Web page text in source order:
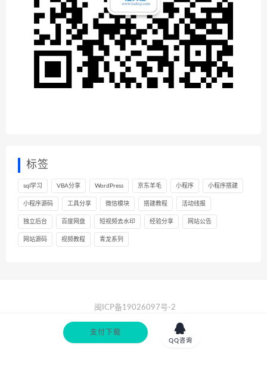
支付下载 
QQ咨询
标签
sql学习 VBA分享 WordPress 京东羊毛 小程序 小程序搭建
小程序源码 工具分享 微信模块 搭建教程 活动线报
独立后台 百度网盘 短视频去水印 经验分享 网站公告
网站源码 视频教程 青龙系列
闽ICP备19026097号-2
XML| 站长导航